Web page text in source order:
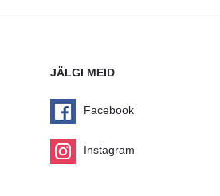
JÄLGI MEID
Facebook
Instagram